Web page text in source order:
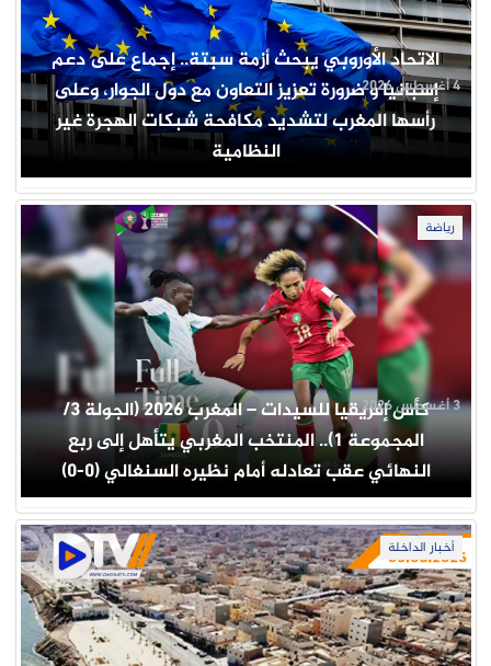
الاتحاد الأوروبي يبحث أزمة سبتة.. إجماع على دعم
إسبانيا و ضرورة تعزيز التعاون مع دول الجوار، وعلى
رأسها المغرب لتشديد مكافحة شبكات الهجرة غير
النظامية
4 أغسطس 2026
رياضة
كأس إفريقيا للسيدات – المغرب 2026 (الجولة 3/
المجموعة 1).. المنتخب المغربي يتأهل إلى ربع
النهائي عقب تعادله أمام نظيره السنغالي (0-0)
3 أغسطس 2026
أخبار الداخلة